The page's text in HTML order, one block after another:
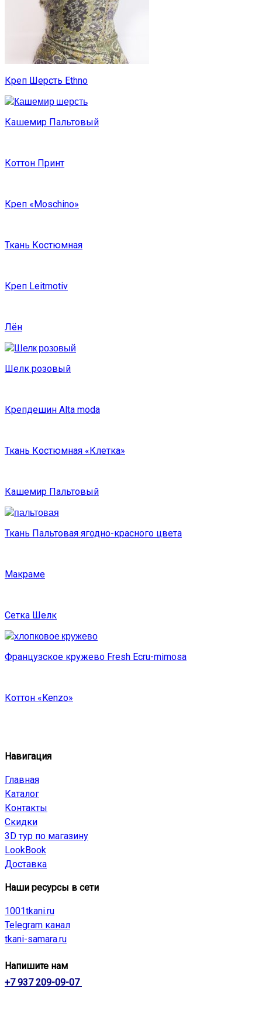
Креп Шерсть Ethno
Кашемир Пальтовый
Коттон Принт
Креп «Moschino»
Ткань Костюмная
Креп Leitmotiv
Лён
Шелк розовый
Крепдешин Alta moda
Ткань Костюмная «Клетка»
Кашемир Пальтовый
Ткань Пальтовая ягодно-красного цвета
Макраме
Сетка Шелк
Французское кружево Fresh Ecru-mimosa
Коттон «Kenzo»
Навигация
Главная
Каталог
Контакты
Скидки
3D тур по магазину
LookBook
Доставка
Наши ресурсы в сети
1001tkani.ru
Telegram канал
tkani-samara.ru
Напишите нам
+7 937 209-09-07